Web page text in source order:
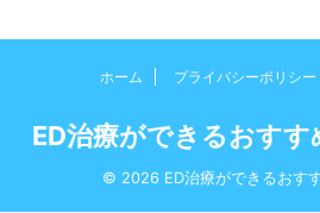
ホーム プライバシーポリシー
ED治療ができるおす
© 2026 ED治療ができるおす